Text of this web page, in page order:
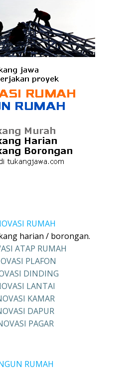
RUMAH
harian / borongan.
ATAP RUMAH
PLAFON
DINDING
LANTAI
KAMAR
DAPUR
PAGAR
RUMAH